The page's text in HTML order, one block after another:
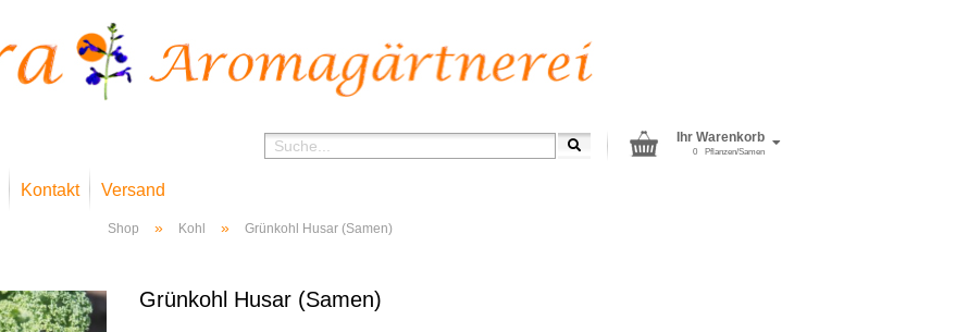
Kontakt Versand
Ihr Warenkorb
Pflanzen/Samen
0
Shop » Kohl » Grünkohl Husar (Samen)
Grünkohl Husar (Samen)